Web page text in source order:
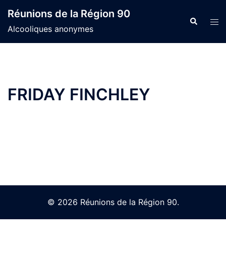
content
Réunions de la Région 90
Alcooliques anonymes
Search
FRIDAY FINCHLEY
© 2026 Réunions de la Région 90.